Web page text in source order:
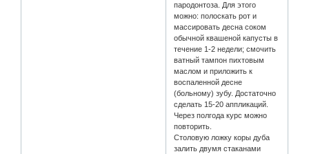
пародонтоза. Для этого
можно: полоскать рот и
массировать десна соком
обычной квашеной капусты в
течение 1-2 недели; cмочить
ватный тампон пихтовым
маслом и приложить к
воспаленной десне
(больному) зубу. Достаточно
сделать 15-20 аппликаций.
Через полгода курс можно
повторить.
Столовую ложку коры дуба
залить двумя стаканами